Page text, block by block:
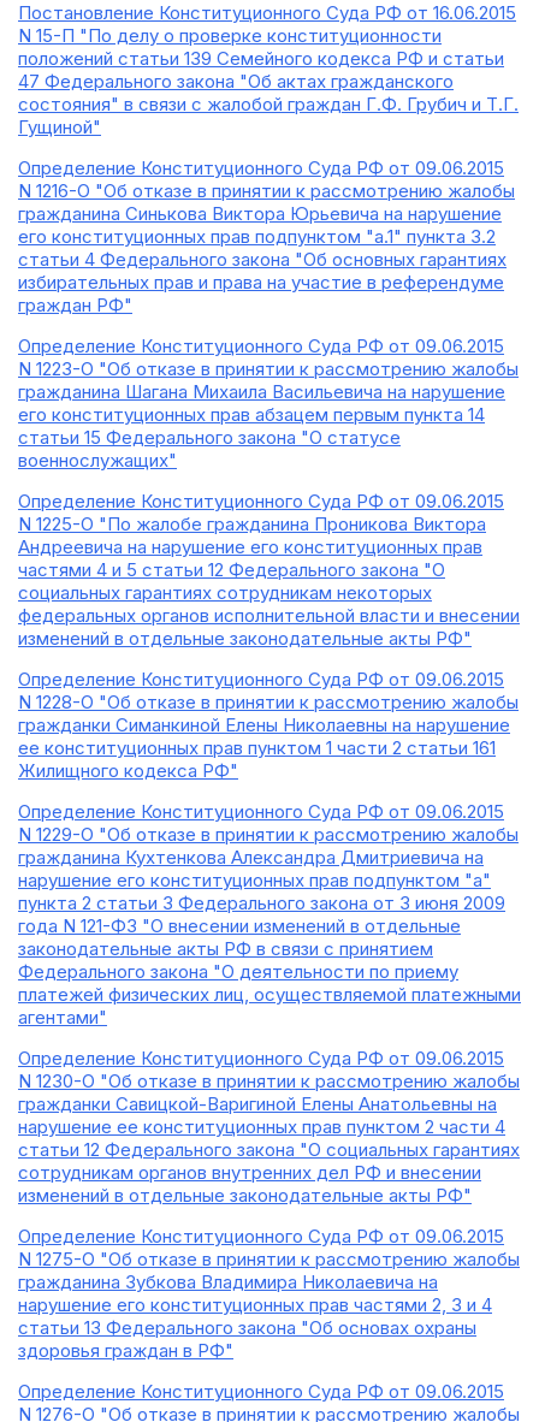
Постановление Конституционного Суда РФ от 16.06.2015
N 15-П "По делу о проверке конституционности
положений статьи 139 Семейного кодекса РФ и статьи
47 Федерального закона "Об актах гражданского
состояния" в связи с жалобой граждан Г.Ф. Грубич и Т.Г.
Гущиной"
Определение Конституционного Суда РФ от 09.06.2015
N 1216-О "Об отказе в принятии к рассмотрению жалобы
гражданина Синькова Виктора Юрьевича на нарушение
его конституционных прав подпунктом "а.1" пункта 3.2
статьи 4 Федерального закона "Об основных гарантиях
избирательных прав и права на участие в референдуме
граждан РФ"
Определение Конституционного Суда РФ от 09.06.2015
N 1223-О "Об отказе в принятии к рассмотрению жалобы
гражданина Шагана Михаила Васильевича на нарушение
его конституционных прав абзацем первым пункта 14
статьи 15 Федерального закона "О статусе
военнослужащих"
Определение Конституционного Суда РФ от 09.06.2015
N 1225-О "По жалобе гражданина Проникова Виктора
Андреевича на нарушение его конституционных прав
частями 4 и 5 статьи 12 Федерального закона "О
социальных гарантиях сотрудникам некоторых
федеральных органов исполнительной власти и внесении
изменений в отдельные законодательные акты РФ"
Определение Конституционного Суда РФ от 09.06.2015
N 1228-О "Об отказе в принятии к рассмотрению жалобы
гражданки Симанкиной Елены Николаевны на нарушение
ее конституционных прав пунктом 1 части 2 статьи 161
Жилищного кодекса РФ"
Определение Конституционного Суда РФ от 09.06.2015
N 1229-О "Об отказе в принятии к рассмотрению жалобы
гражданина Кухтенкова Александра Дмитриевича на
нарушение его конституционных прав подпунктом "а"
пункта 2 статьи 3 Федерального закона от 3 июня 2009
года N 121-ФЗ "О внесении изменений в отдельные
законодательные акты РФ в связи с принятием
Федерального закона "О деятельности по приему
платежей физических лиц, осуществляемой платежными
агентами"
Определение Конституционного Суда РФ от 09.06.2015
N 1230-О "Об отказе в принятии к рассмотрению жалобы
гражданки Савицкой-Варигиной Елены Анатольевны на
нарушение ее конституционных прав пунктом 2 части 4
статьи 12 Федерального закона "О социальных гарантиях
сотрудникам органов внутренних дел РФ и внесении
изменений в отдельные законодательные акты РФ"
Определение Конституционного Суда РФ от 09.06.2015
N 1275-О "Об отказе в принятии к рассмотрению жалобы
гражданина Зубкова Владимира Николаевича на
нарушение его конституционных прав частями 2, 3 и 4
статьи 13 Федерального закона "Об основах охраны
здоровья граждан в РФ"
Определение Конституционного Суда РФ от 09.06.2015
N 1276-О "Об отказе в принятии к рассмотрению жалобы